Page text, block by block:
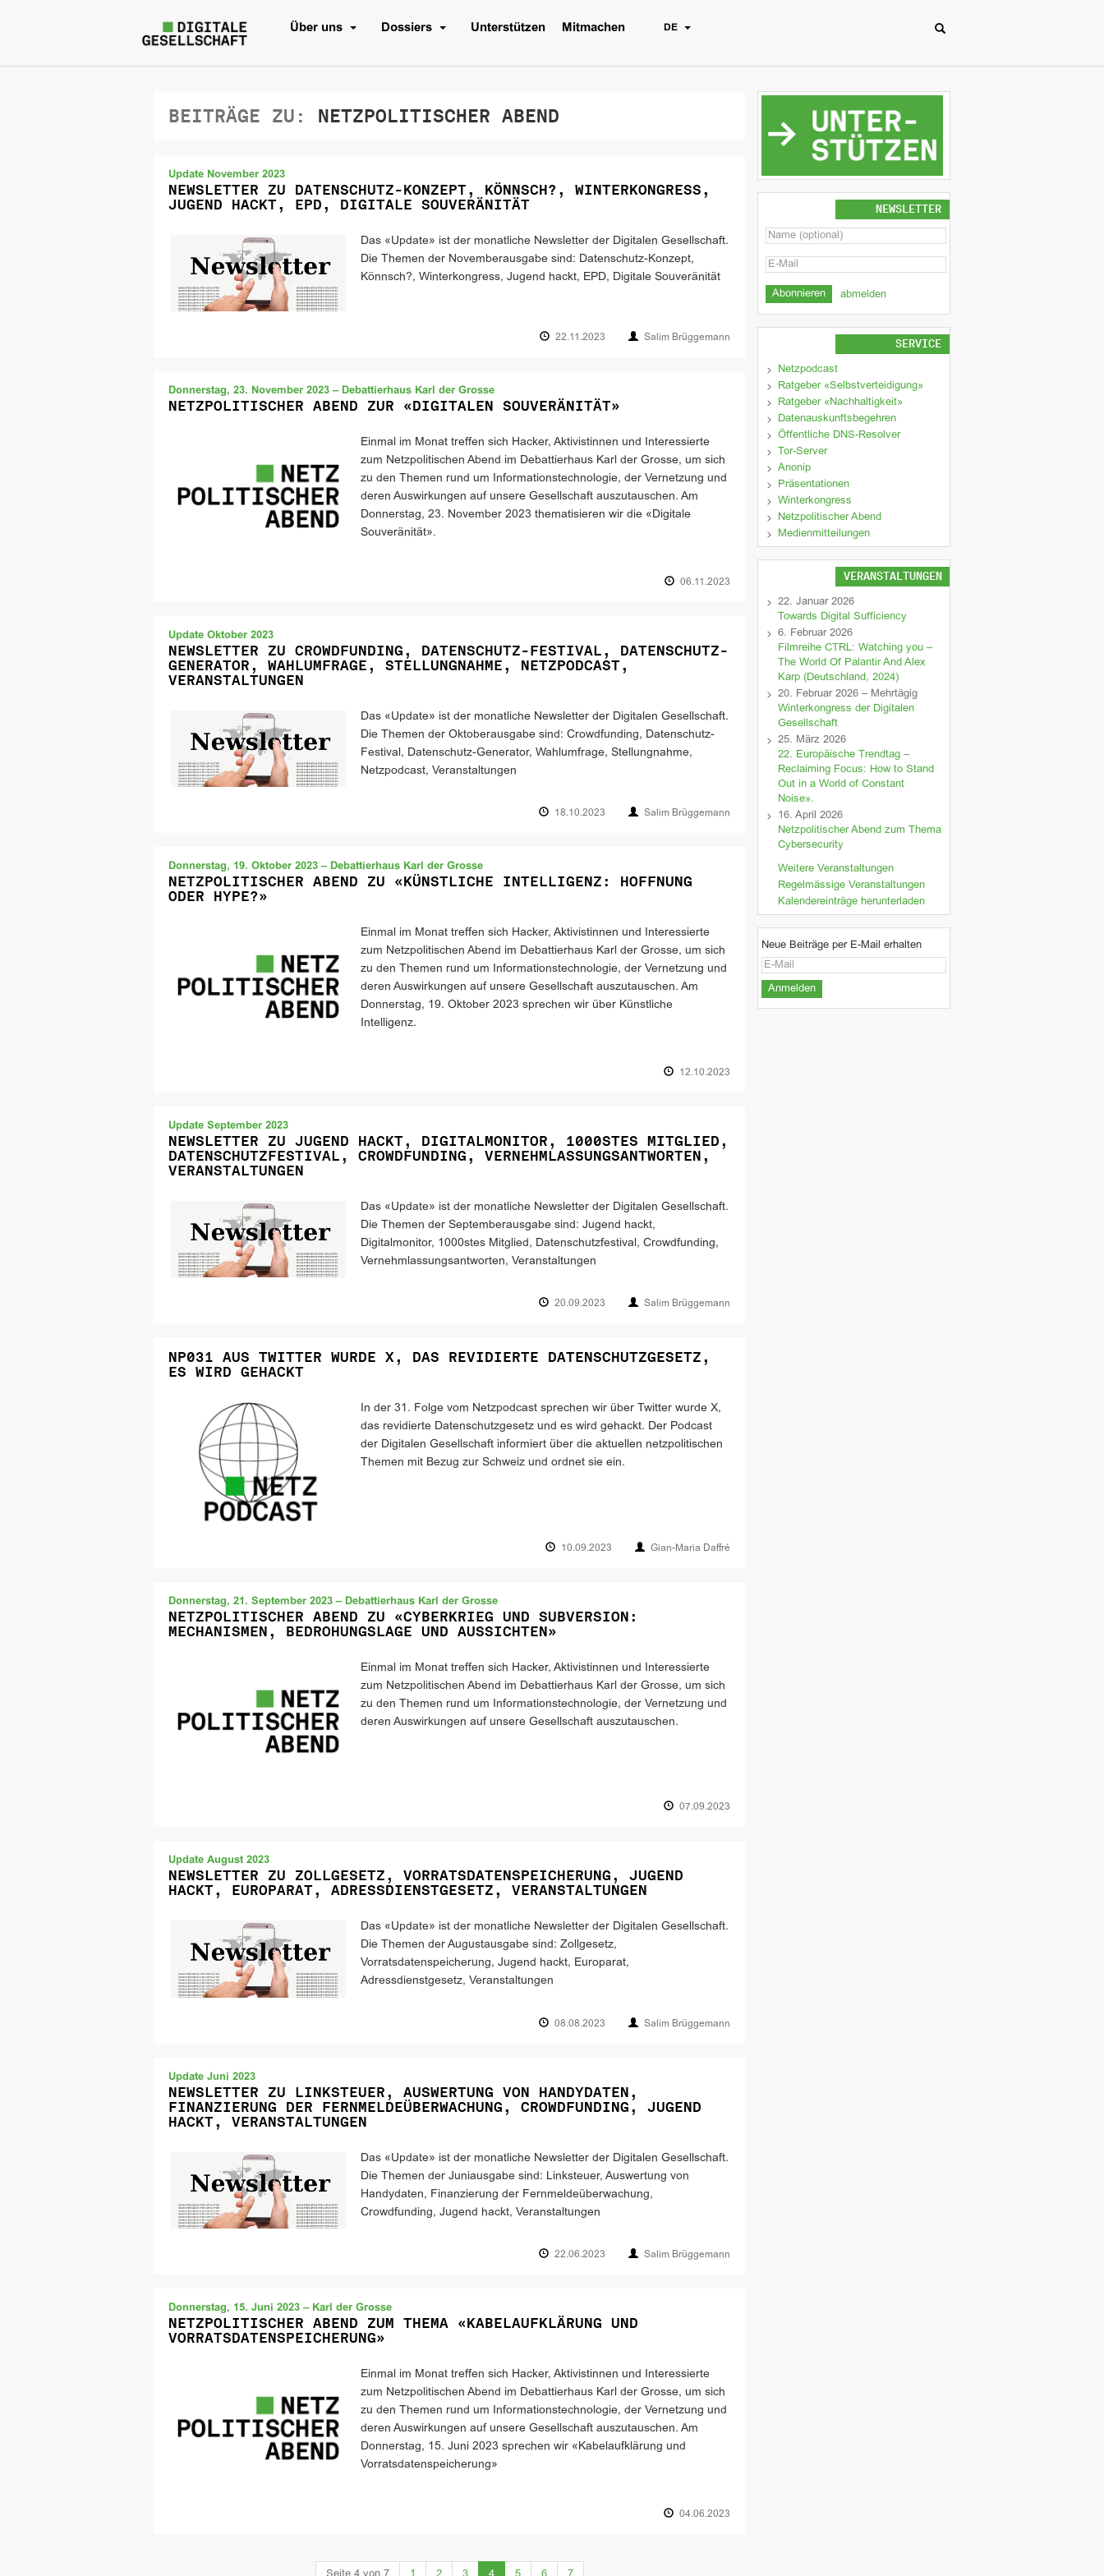
Über uns Dossiers Unterstützen Mitmachen DE
BEITRÄGE ZU: NETZPOLITISCHER ABEND
Update November 2023
NEWSLETTER ZU DATENSCHUTZ-KONZEPT, KÖNNSCH?, WINTERKONGRESS,
JUGEND HACKT, EPD, DIGITALE SOUVERÄNITÄT
Das «Update» ist der monatliche Newsletter der Digitalen Gesellschaft.
Die Themen der Novemberausgabe sind: Datenschutz-Konzept,
Könnsch?, Winterkongress, Jugend hackt, EPD, Digitale Souveränität
22.11.2023 Salim Brüggemann
Donnerstag, 23. November 2023 – Debattierhaus Karl der Grosse
NETZPOLITISCHER ABEND ZUR «DIGITALEN SOUVERÄNITÄT»
Einmal im Monat treffen sich Hacker, Aktivistinnen und Interessierte
zum Netzpolitischen Abend im Debattierhaus Karl der Grosse, um sich
zu den Themen rund um Informationstechnologie, der Vernetzung und
deren Auswirkungen auf unsere Gesellschaft auszutauschen. Am
Donnerstag, 23. November 2023 thematisieren wir die «Digitale
Souveränität».
06.11.2023
Update Oktober 2023
NEWSLETTER ZU CROWDFUNDING, DATENSCHUTZ-FESTIVAL, DATENSCHUTZ-
GENERATOR, WAHLUMFRAGE, STELLUNGNAHME, NETZPODCAST,
VERANSTALTUNGEN
Das «Update» ist der monatliche Newsletter der Digitalen Gesellschaft.
Die Themen der Oktoberausgabe sind: Crowdfunding, Datenschutz-
Festival, Datenschutz-Generator, Wahlumfrage, Stellungnahme,
Netzpodcast, Veranstaltungen
18.10.2023 Salim Brüggemann
Donnerstag, 19. Oktober 2023 – Debattierhaus Karl der Grosse
NETZPOLITISCHER ABEND ZU «KÜNSTLICHE INTELLIGENZ: HOFFNUNG
ODER HYPE?»
Einmal im Monat treffen sich Hacker, Aktivistinnen und Interessierte
zum Netzpolitischen Abend im Debattierhaus Karl der Grosse, um sich
zu den Themen rund um Informationstechnologie, der Vernetzung und
deren Auswirkungen auf unsere Gesellschaft auszutauschen. Am
Donnerstag, 19. Oktober 2023 sprechen wir über Künstliche
Intelligenz.
12.10.2023
Update September 2023
NEWSLETTER ZU JUGEND HACKT, DIGITALMONITOR, 1000STES MITGLIED,
DATENSCHUTZFESTIVAL, CROWDFUNDING, VERNEHMLASSUNGSANTWORTEN,
VERANSTALTUNGEN
Das «Update» ist der monatliche Newsletter der Digitalen Gesellschaft.
Die Themen der Septemberausgabe sind: Jugend hackt,
Digitalmonitor, 1000stes Mitglied, Datenschutzfestival, Crowdfunding,
Vernehmlassungsantworten, Veranstaltungen
20.09.2023 Salim Brüggemann
NP031 AUS TWITTER WURDE X, DAS REVIDIERTE DATENSCHUTZGESETZ,
ES WIRD GEHACKT
In der 31. Folge vom Netzpodcast sprechen wir über Twitter wurde X,
das revidierte Datenschutzgesetz und es wird gehackt. Der Podcast
der Digitalen Gesellschaft informiert über die aktuellen netzpolitischen
Themen mit Bezug zur Schweiz und ordnet sie ein.
10.09.2023 Gian-Maria Daffré
Donnerstag, 21. September 2023 – Debattierhaus Karl der Grosse
NETZPOLITISCHER ABEND ZU «CYBERKRIEG UND SUBVERSION:
MECHANISMEN, BEDROHUNGSLAGE UND AUSSICHTEN»
Einmal im Monat treffen sich Hacker, Aktivistinnen und Interessierte
zum Netzpolitischen Abend im Debattierhaus Karl der Grosse, um sich
zu den Themen rund um Informationstechnologie, der Vernetzung und
deren Auswirkungen auf unsere Gesellschaft auszutauschen.
07.09.2023
Update August 2023
NEWSLETTER ZU ZOLLGESETZ, VORRATSDATENSPEICHERUNG, JUGEND
HACKT, EUROPARAT, ADRESSDIENSTGESETZ, VERANSTALTUNGEN
Das «Update» ist der monatliche Newsletter der Digitalen Gesellschaft.
Die Themen der Augustausgabe sind: Zollgesetz,
Vorratsdatenspeicherung, Jugend hackt, Europarat,
Adressdienstgesetz, Veranstaltungen
08.08.2023 Salim Brüggemann
Update Juni 2023
NEWSLETTER ZU LINKSTEUER, AUSWERTUNG VON HANDYDATEN,
FINANZIERUNG DER FERNMELDEÜBERWACHUNG, CROWDFUNDING, JUGEND
HACKT, VERANSTALTUNGEN
Das «Update» ist der monatliche Newsletter der Digitalen Gesellschaft.
Die Themen der Juniausgabe sind: Linksteuer, Auswertung von
Handydaten, Finanzierung der Fernmeldeüberwachung,
Crowdfunding, Jugend hackt, Veranstaltungen
22.06.2023 Salim Brüggemann
Donnerstag, 15. Juni 2023 – Karl der Grosse
NETZPOLITISCHER ABEND ZUM THEMA «KABELAUFKLÄRUNG UND
VORRATSDATENSPEICHERUNG»
Einmal im Monat treffen sich Hacker, Aktivistinnen und Interessierte
zum Netzpolitischen Abend im Debattierhaus Karl der Grosse, um sich
zu den Themen rund um Informationstechnologie, der Vernetzung und
deren Auswirkungen auf unsere Gesellschaft auszutauschen. Am
Donnerstag, 15. Juni 2023 sprechen wir «Kabelaufklärung und
Vorratsdatenspeicherung»
04.06.2023
(current)
NEWSLETTER
abmelden
SERVICE
Netzpodcast
Ratgeber «Selbstverteidigung»
Ratgeber «Nachhaltigkeit»
Datenauskunftsbegehren
Öffentliche DNS-Resolver
Tor-Server
Anonip
Präsentationen
Winterkongress
Netzpolitischer Abend
Medienmitteilungen
VERANSTALTUNGEN
22. Januar 2026
Towards Digital Sufficiency
6. Februar 2026
Filmreihe CTRL: Watching you –
The World Of Palantir And Alex
Karp (Deutschland, 2024)
20. Februar 2026 – Mehrtägig
Winterkongress der Digitalen
Gesellschaft
25. März 2026
22. Europäische Trendtag –
Reclaiming Focus: How to Stand
Out in a World of Constant
Noise».
16. April 2026
Netzpolitischer Abend zum Thema
Cybersecurity
Weitere Veranstaltungen
Regelmässige Veranstaltungen
Kalendereinträge herunterladen
Neue Beiträge per E-Mail erhalten